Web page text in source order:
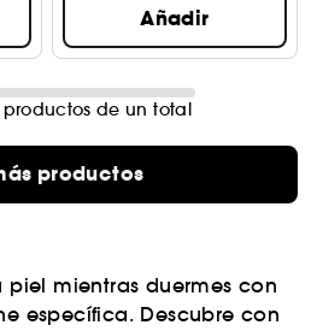
Añadir
productos de un total
productos
mientras duermes con
específica. Descubre con